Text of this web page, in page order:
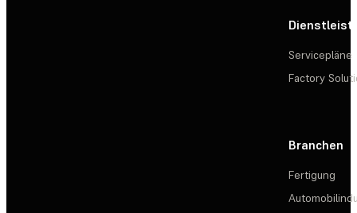
Servicepläne
Factory
Branchen
Fertigung